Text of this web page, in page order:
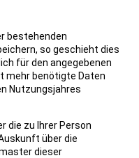
bestehenden
so geschieht dies
für den angegebenen
mehr benötigte Daten
Nutzungsjahres
die zu Ihrer Person
über die
dieser